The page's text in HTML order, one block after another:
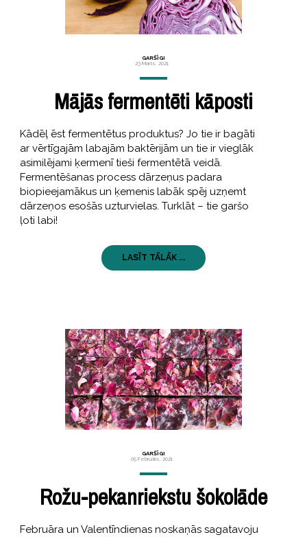
GARŠĪGI
23 Marts, 2021
Mājās fermentēti kāposti
Kādēļ ēst fermentētus produktus? Jo tie ir bagāti
ar vērtīgajām labajām baktērijām un tie ir vieglāk
asimilējami ķermenī tieši fermentētā veidā.
Fermentēšanas process dārzeņus padara
biopieejamākus un ķemenis labāk spēj uzņemt
dārzeņos esošās uzturvielas. Turklāt – tie garšo
ļoti labi!
LASĪT TĀLĀK ...
GARŠĪGI
05 Februāris, 2021
Rožu-pekanriekstu šokolāde
Februāra un Valentīndienas noskaņās sagatavoju